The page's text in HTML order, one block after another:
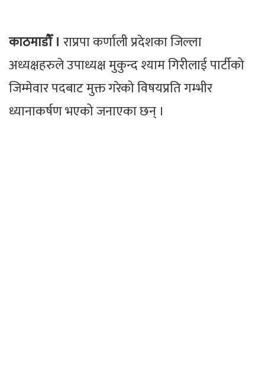
काठमाडौँ । राप्रपा कर्णाली प्रदेशका जिल्ला
अध्यक्षहरुले उपाध्यक्ष मुकुन्द श्याम गिरीलाई पार्टीको
जिम्मेवार पदबाट मुक्त गरेको विषयप्रति गम्भीर
ध्यानाकर्षण भएको जनाएका छन् ।